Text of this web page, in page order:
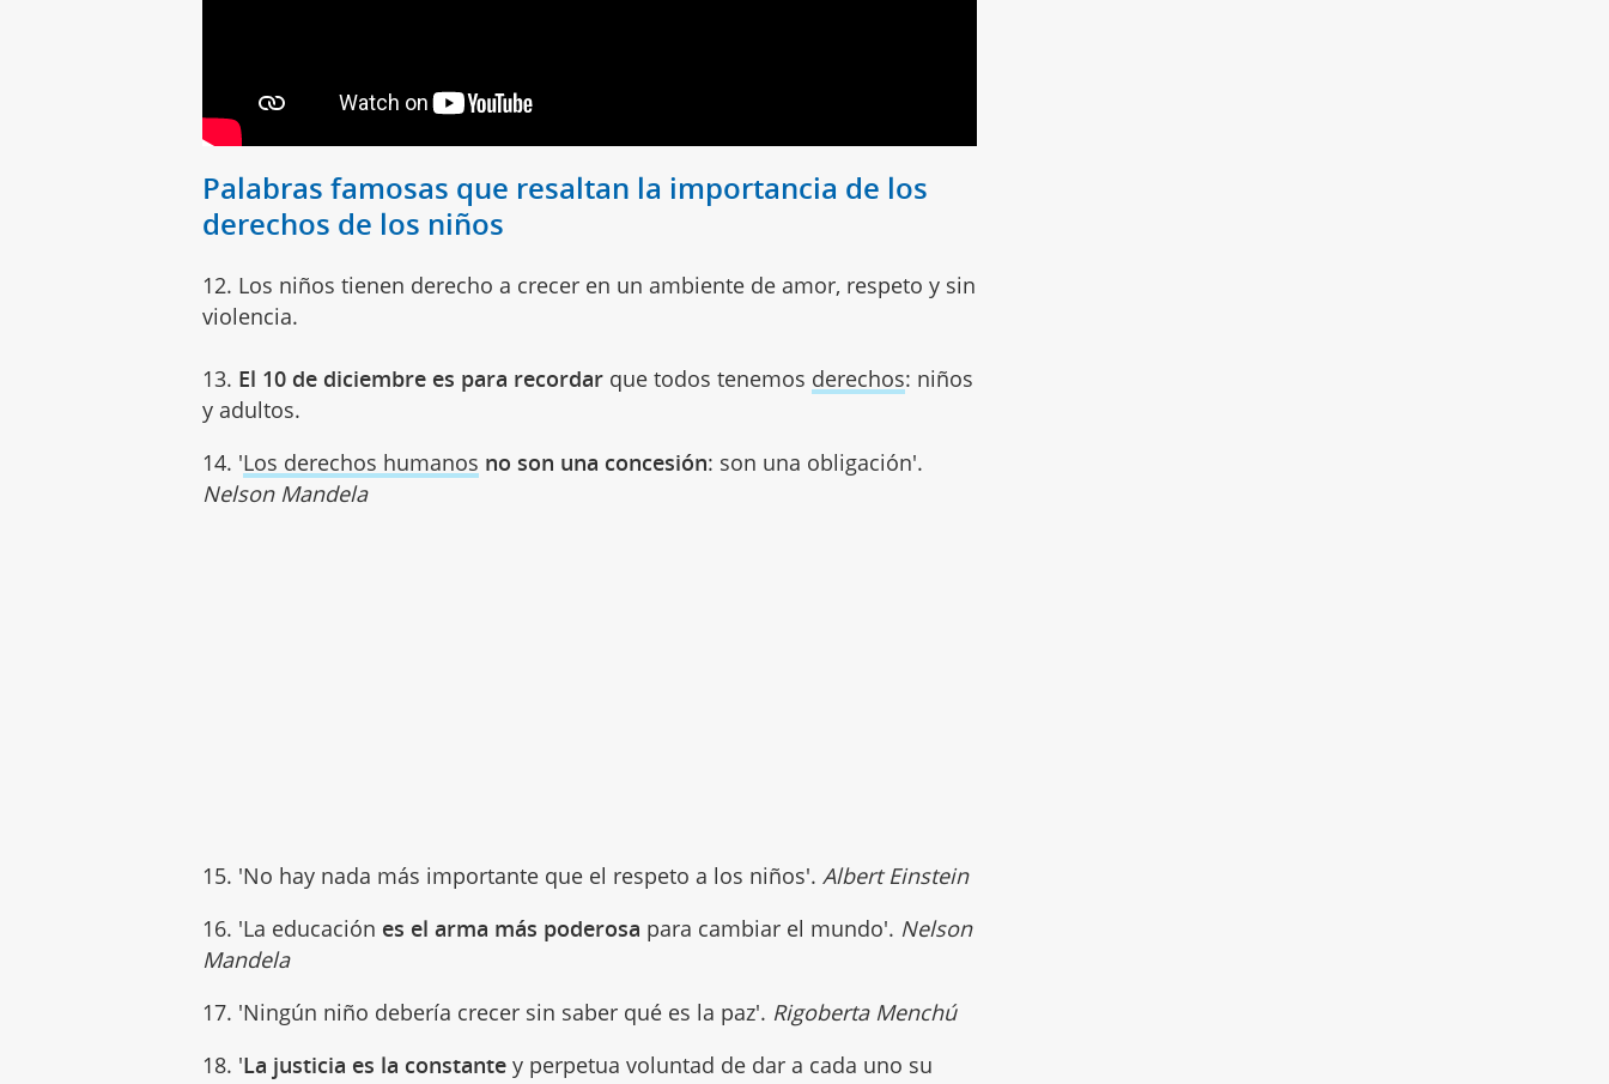
Palabras famosas que resaltan la importancia de los
derechos de los niños
12. Los niños tienen derecho a crecer en un ambiente de amor, respeto y sin
violencia.
13. El 10 de diciembre es para recordar que todos tenemos derechos: niños
y adultos.
14. 'Los derechos humanos no son una concesión: son una obligación'.
Nelson Mandela
15. 'No hay nada más importante que el respeto a los niños'.Albert Einstein
16. 'La educación es el arma más poderosa para cambiar el mundo'. Nelson
Mandela
17. 'Ningún niño debería crecer sin saber qué es la paz'. Rigoberta Menchú
18. 'La justicia es la constante y perpetua voluntad de dar a cada uno su